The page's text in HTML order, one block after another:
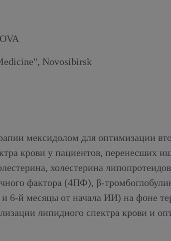
Novosibirsk
мексидолом для оптимизации
крови у пациентов,
холестерина
фактора (4ПФ), β-
6-й месяцы от начала ИИ) на фоне
липидного спектра крови